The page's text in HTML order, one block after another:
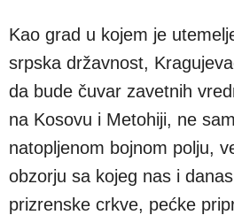
Kao grad u kojem je
srpska državnost,
da bude čuvar zavetnih
na Kosovu i Metohiji, ne
natopljenom bojnom polju,
obzorju sa kojeg nas i
prizrenske crkve, pećke